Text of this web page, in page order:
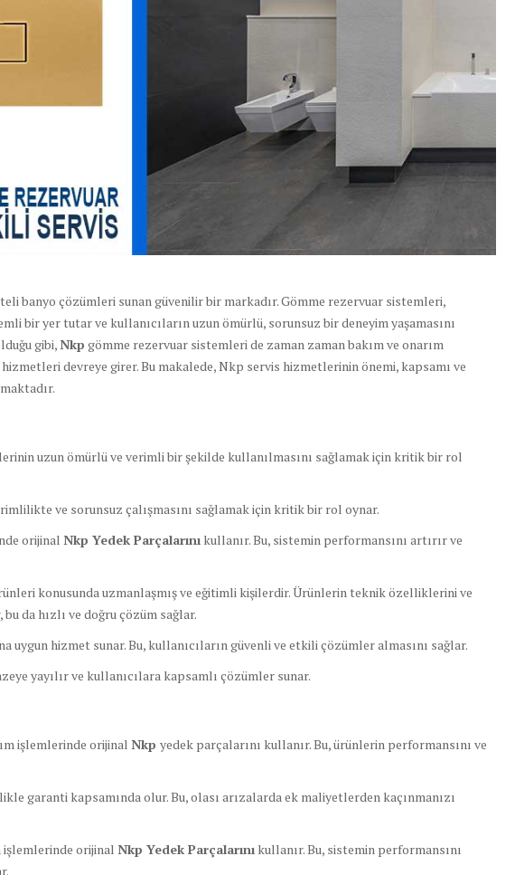
banyo çözümleri sunan güvenilir bir markadır. Gömme rezervuar sistemleri,
bir yer tutar ve kullanıcıların uzun ömürlü, sorunsuz bir deneyim yaşamasını
gibi,Nkp gömme rezervuar sistemleri de zaman zaman bakım ve onarım
devreye girer. Bu makalede, Nkp servis hizmetlerinin önemi, kapsamı ve
uzun ömürlü ve verimli bir şekilde kullanılmasını sağlamak için kritik bir rol
ve sorunsuz çalışmasını sağlamak için kritik bir rol oynar.
orijinal Nkp Yedek Parçalarını kullanır. Bu, sistemin performansını artırır ve
konusunda uzmanlaşmış ve eğitimli kişilerdir. Ürünlerin teknik özelliklerini ve
da hızlı ve doğru çözüm sağlar.
uygun hizmet sunar. Bu, kullanıcıların güvenli ve etkili çözümler almasını sağlar.
yayılır ve kullanıcılara kapsamlı çözümler sunar.
işlemlerinde orijinal Nkp yedek parçalarını kullanır. Bu, ürünlerin performansını ve
garanti kapsamında olur. Bu, olası arızalarda ek maliyetlerden kaçınmanızı
işlemlerinde orijinal Nkp Yedek Parçalarını kullanır. Bu, sistemin performansını